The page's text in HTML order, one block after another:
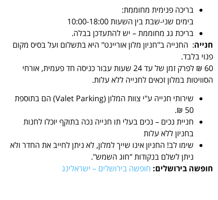
בריכה פנימית מחוממת:
בימים שני-שבת בין השעות 10:00-18:00
בריכת גג מחוממת – יש להתעדכן בבלה.
חנייה: החנייה ב"חניון מלון אוריינט" היא בתשלום ועל בסיס מקום
פנוי בלבד.
60 ₪ לפרק זמן של עד 24 שעות עבור כניסה חד פעמית, אורחי
הסוויטות במלון זכאים לחנייה ללא עלות.
שירותי חנייה ע"י צוות המלון (Valet Parking) הם בתוספת
50 ₪.
חניית נכים – נכים בעלי תו חנייה נכה בתוקף יוכלו לחנות
בחניון ללא עלות
שימו לב! החניון אינו שייך למלון, לא ניתן לחייב את החדר ולא
ניתן לשלם בנקודות "חוג השמש".
חופשה בירושלים: חופשה בירושלים – ישראלינג